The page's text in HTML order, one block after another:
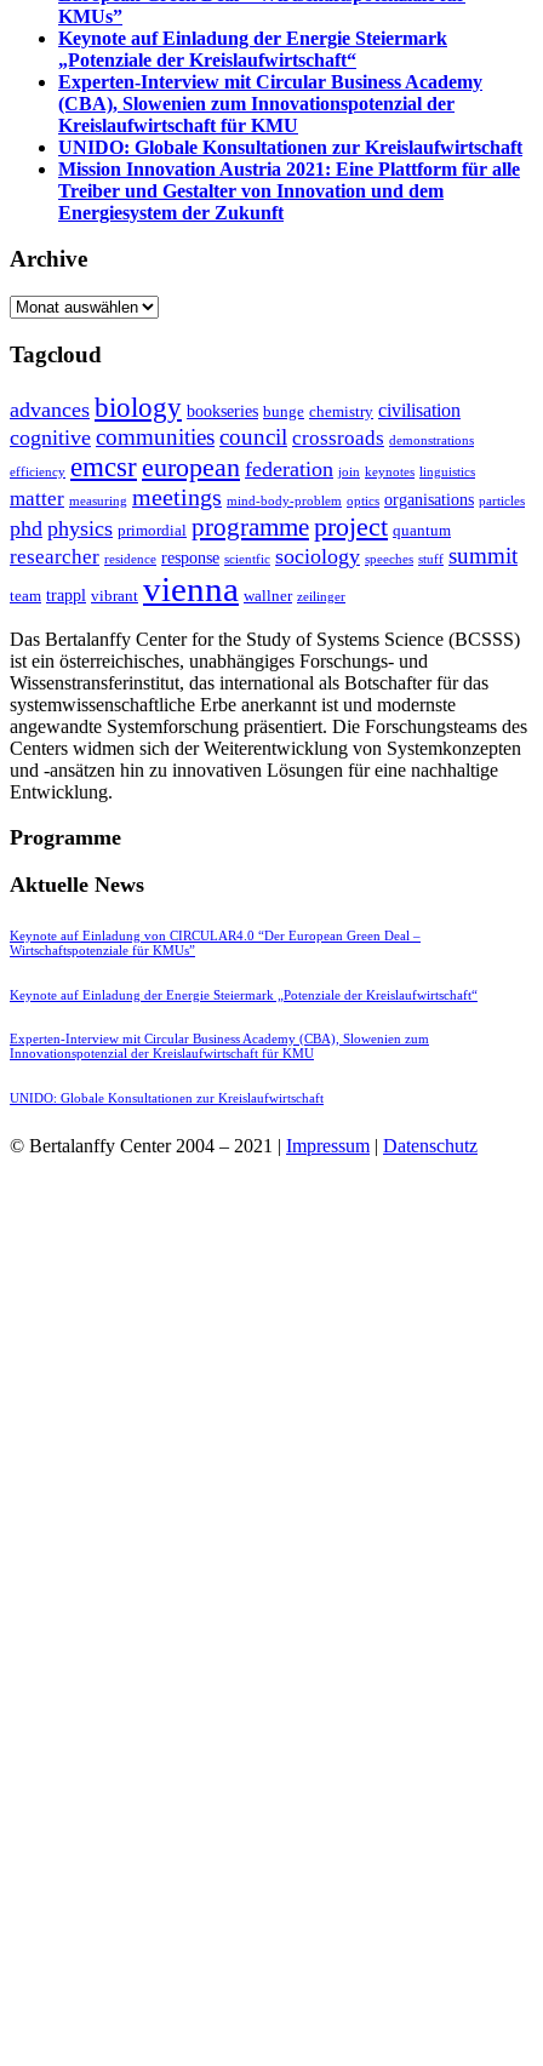
KMUs”
Keynote auf Einladung der Energie Steiermark
„Potenziale der Kreislaufwirtschaft“
Experten-Interview mit Circular Business Academy
(CBA), Slowenien zum Innovationspotenzial der
Kreislaufwirtschaft für KMU
UNIDO: Globale Konsultationen zur Kreislaufwirtschaft
Mission Innovation Austria 2021: Eine Plattform für alle
Treiber und Gestalter von Innovation und dem
Energiesystem der Zukunft
Archive
Archive
Tagcloud
advances biology bookseries bunge chemistry civilisation
cognitive communitiescouncil crossroads demonstrations
efficiency emcsreuropean federation join keynotes linguistics
matter measuring meetings mind-body-problem optics organisations particles
phd physics primordial programmeproject quantum
researcher residence response scientfic sociology speeches stuff summit
team trappl vibrant vienna wallner zeilinger
Das Bertalanffy Center for the Study of Systems Science (BCSSS)
ist ein österreichisches, unabhängiges Forschungs- und
Wissenstransferinstitut, das international als Botschafter für das
systemwissenschaftliche Erbe anerkannt ist und modernste
angewandte Systemforschung präsentiert. Die Forschungsteams des
Centers widmen sich der Weiterentwicklung von Systemkonzepten
und -ansätzen hin zu innovativen Lösungen für eine nachhaltige
Entwicklung.
Programme
Aktuelle News
Keynote auf Einladung von CIRCULAR4.0 “Der European Green Deal –
Wirtschaftspotenziale für KMUs”
Keynote auf Einladung der Energie Steiermark „Potenziale der Kreislaufwirtschaft“
Experten-Interview mit Circular Business Academy (CBA), Slowenien zum
Innovationspotenzial der Kreislaufwirtschaft für KMU
UNIDO: Globale Konsultationen zur Kreislaufwirtschaft
© Bertalanffy Center 2004 – 2021 | Impressum | Datenschutz